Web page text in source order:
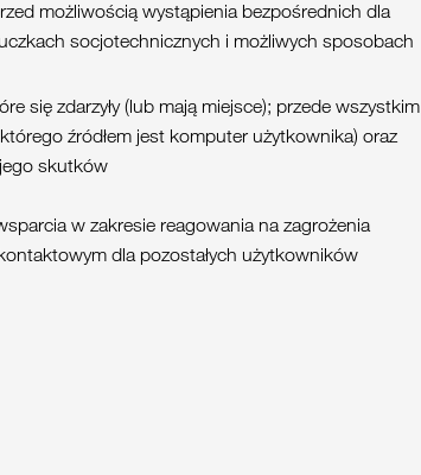
możliwością wystąpienia bezpośrednich dla
socjotechnicznych i możliwych sposobach
się zdarzyły (lub mają miejsce); przede wszystkim
źródłem jest komputer użytkownika) oraz
skutków
w zakresie reagowania na zagrożenia
dla pozostałych użytkowników